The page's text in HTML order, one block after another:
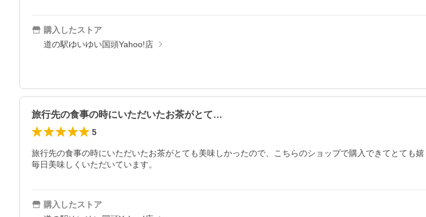
購入したストア
道の駅ゆいゆい国頭Yahoo!店
旅行先の食事の時にいただいたお茶がとて…
5
旅行先の食事の時にいただいたお茶がとても美味しかったので、こちらのショップで購入できてとても嬉
毎日美味しくいただいています。
購入したストア